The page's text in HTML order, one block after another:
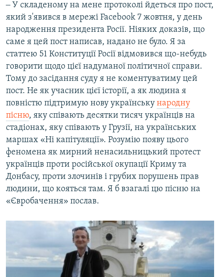
‒ У складеному на мене протоколі йдеться про пост,
який з'явився в мережі Facebook 7 жовтня, у день
народження президента Росії. Ніяких доказів, що
саме я цей пост написав, надано не було. Я за
статтею 51 Конституції Росії відмовився що-небудь
говорити щодо цієї надуманої політичної справи.
Тому до засідання суду я не коментуватиму цей
пост. Не як учасник цієї історії, а як людина я
повністю підтримую нову українську народну
пісню, яку співають десятки тисяч українців на
стадіонах, яку співають у Грузії, на українських
маршах «Ні капітуляції». Розумію появу цього
феномена як мирний ненасильницький протест
українців проти російської окупації Криму та
Донбасу, проти злочинів і грубих порушень прав
людини, що кояться там. Я б взагалі цю пісню на
«Євробачення» послав.